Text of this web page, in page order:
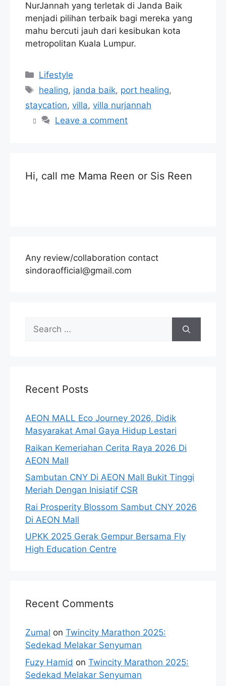
NurJannah yang terletak di Janda Baik
menjadi pilihan terbaik bagi mereka yang
mahu bercuti jauh dari kesibukan kota
metropolitan Kuala Lumpur.
Categories
Lifestyle
Tags
healing, janda baik, port healing,
staycation, villa, villa nurjannah
Leave a comment
Hi, call me Mama Reen or Sis Reen
Any review/collaboration contact
sindoraofficial@gmail.com
Search
for:
Recent Posts
AEON MALL Eco Journey 2026, Didik
Masyarakat Amal Gaya Hidup Lestari
Raikan Kemeriahan Cerita Raya 2026 Di
AEON Mall
Sambutan CNY Di AEON Mall Bukit Tinggi
Meriah Dengan Inisiatif CSR
Rai Prosperity Blossom Sambut CNY 2026
Di AEON Mall
UPKK 2025 Gerak Gempur Bersama Fly
High Education Centre
Recent Comments
Zumal on Twincity Marathon 2025:
Sedekad Melakar Senyuman
Fuzy Hamid on Twincity Marathon 2025:
Sedekad Melakar Senyuman